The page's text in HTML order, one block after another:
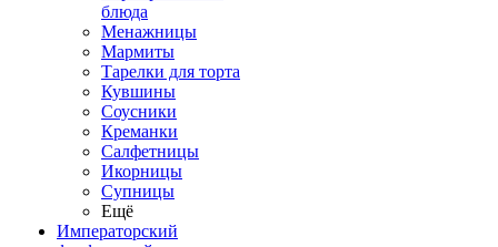
блюда
Менажницы
Мармиты
Тарелки для торта
Кувшины
Соусники
Креманки
Салфетницы
Икорницы
Супницы
Ещё
Императорский